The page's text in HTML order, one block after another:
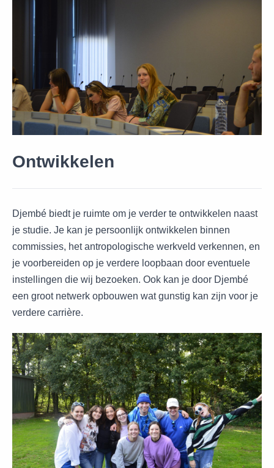
Ontwikkelen
Djembé biedt je ruimte om je verder te ontwikkelen naast
je studie. Je kan je persoonlijk ontwikkelen binnen
commissies, het antropologische werkveld verkennen, en
je voorbereiden op je verdere loopbaan door eventuele
instellingen die wij bezoeken. Ook kan je door Djembé
een groot netwerk opbouwen wat gunstig kan zijn voor je
verdere carrière.